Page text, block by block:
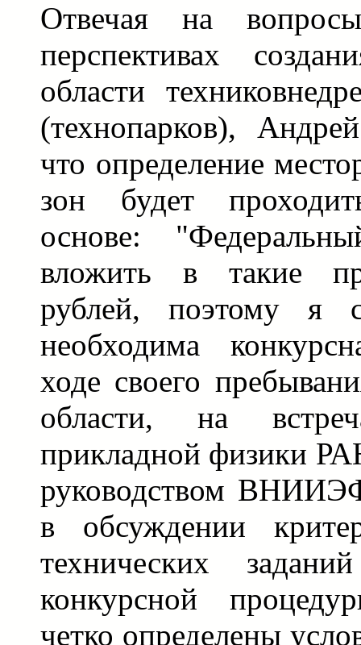
Отвечая на
перспективах
области
(технопарков),
что определение
зон будет
основе:
вложить в такие
рублей, поэтому я
необходима
ходе своего
области, на
прикладной физики
руководством
в обсуждении
технических
конкурсной
четко определены